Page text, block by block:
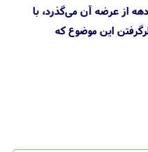
از عرضه آن می‌گذرد، با
این موضوع که